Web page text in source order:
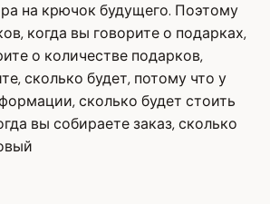
на крючок будущего. Поэтому
когда вы говорите о подарках,
о количестве подарков,
сколько будет, потому что у
сколько будет стоить
вы собираете заказ, сколько